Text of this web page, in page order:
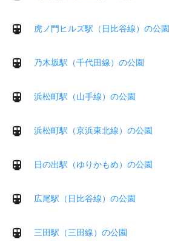
虎ノ門ヒルズ駅（日比谷線）の公園
乃木坂駅（千代田線）の公園
浜松町駅（山手線）の公園
浜松町駅（京浜東北線）の公園
日の出駅（ゆりかもめ）の公園
広尾駅（日比谷線）の公園
三田駅（三田線）の公園